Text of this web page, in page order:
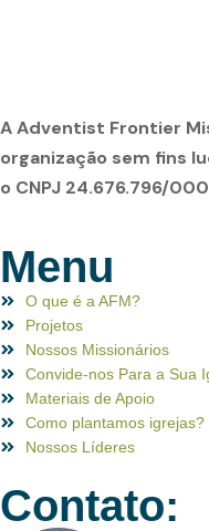
A Adventist Frontier
organização sem fins
o CNPJ 24.676.796/
Menu
O que é a AFM?
Projetos
Nossos Missionários
Convide-nos Para a Sua
Materiais de Apoio
Como plantamos igrejas?
Nossos Líderes
Contato: